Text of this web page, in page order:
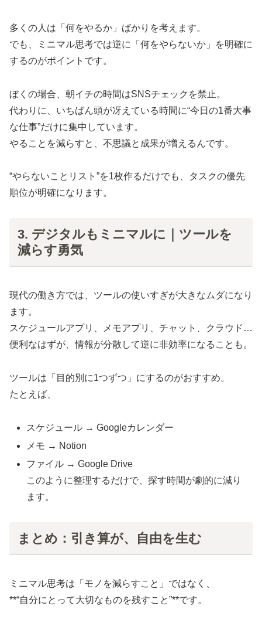
多くの人は「何をやるか」ばかりを考えます。
でも、ミニマル思考では逆に「何をやらないか」を明確に
するのがポイントです。
ぼくの場合、朝イチの時間はSNSチェックを禁止。
代わりに、いちばん頭が冴えている時間に“今日の1番大事
な仕事”だけに集中しています。
やることを減らすと、不思議と成果が増えるんです。
“やらないことリスト”を1枚作るだけでも、タスクの優先
順位が明確になります。
3. デジタルもミニマルに｜ツールを
減らす勇気
現代の働き方では、ツールの使いすぎが大きなムダになり
ます。
スケジュールアプリ、メモアプリ、チャット、クラウド…
便利なはずが、情報が分散して逆に非効率になることも。
ツールは「目的別に1つずつ」にするのがおすすめ。
たとえば、
スケジュール → Googleカレンダー
メモ → Notion
ファイル → Google Drive
このように整理するだけで、探す時間が劇的に減り
ます。
まとめ：引き算が、自由を生む
ミニマル思考は「モノを減らすこと」ではなく、
**“自分にとって大切なものを残すこと”**です。